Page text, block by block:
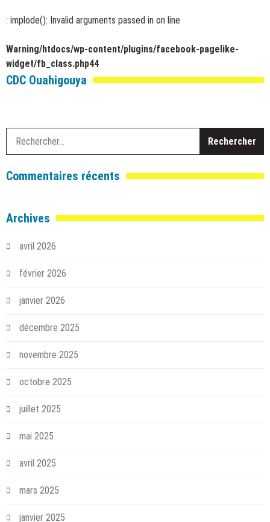
: implode(): Invalid arguments passed in on line
Warning/htdocs/wp-content/plugins/facebook-pagelike-
widget/fb_class.php44
CDC Ouahigouya
Commentaires récents
Archives
avril 2026
février 2026
janvier 2026
décembre 2025
novembre 2025
octobre 2025
juillet 2025
mai 2025
avril 2025
mars 2025
janvier 2025